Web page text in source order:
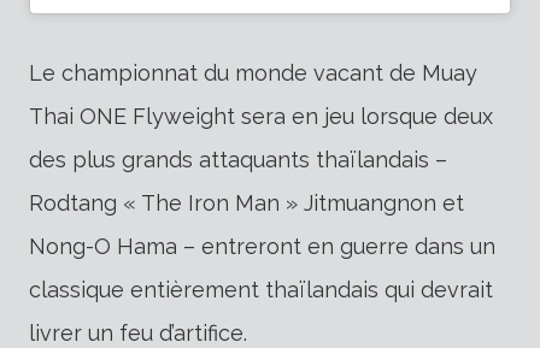
Le championnat du monde vacant de Muay
Thai ONE Flyweight sera en jeu lorsque deux
des plus grands attaquants thaïlandais –
Rodtang « The Iron Man » Jitmuangnon et
Nong-O Hama – entreront en guerre dans un
classique entièrement thaïlandais qui devrait
livrer un feu d’artifice.